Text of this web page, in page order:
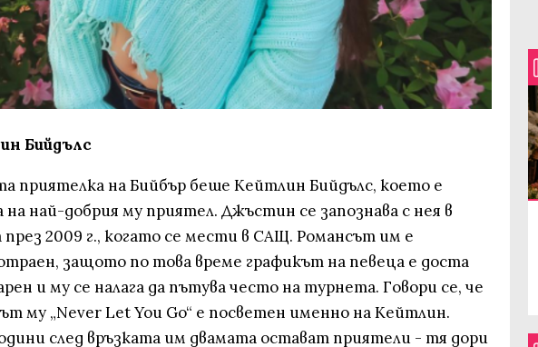
Бийдълс
приятелка на Бийбър беше Кейтлин Бийдълс, което е
на най-добрия му приятел. Джъстин се запознава с нея в
през 2009 г., когато се мести в САЩ. Романсът им е
защото по това време графикът на певеца е доста
и му се налага да пътува често на турнета. Говори се, че
му „Never Let You Go“ е посветен именно на Кейтлин.
след връзката им двамата остават приятели - тя дори